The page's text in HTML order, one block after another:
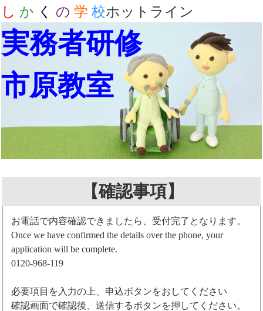
し か く の 学 校ホットライン
実務者研修
市原教室
【確認事項】
お電話で内容確認できましたら、受付完了となります。
Once we have confirmed the details over the phone, your
application will be complete.
0120-968-119
必要項目を入力の上、申込ボタンをおしてください
確認画面で確認後、送信するボタンを押してください。